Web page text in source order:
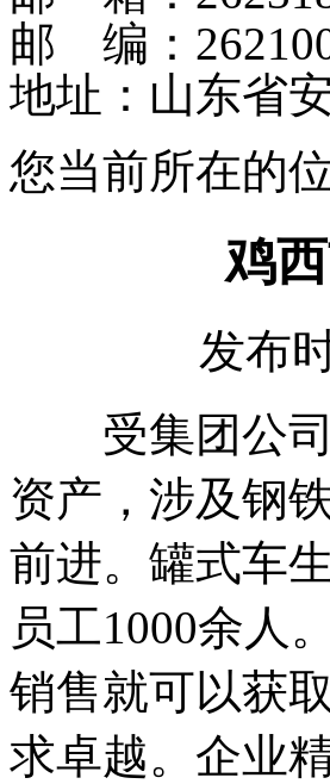
邮 编：
地址：山东省
您当前所在的
鸡
发布
受集团公司
资产，涉及钢
前进。罐式车
员工1000余人
销售就可以获
求卓越。企业